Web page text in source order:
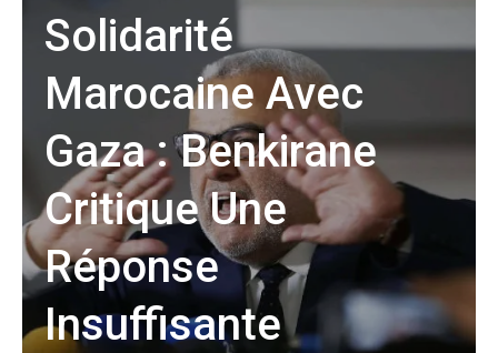
Solidarité
Marocaine Avec
Gaza : Benkirane
Critique Une
Réponse
Insuffisante